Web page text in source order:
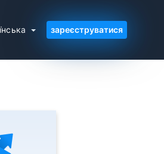
зареєструватися